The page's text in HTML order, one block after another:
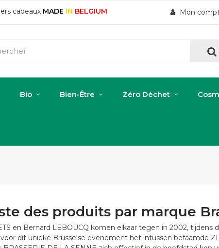
cadeaux MADE IN BELGIUM Mon
Bio Bien-Être Zéro Déchet
des produits par marque
en Bernard LEBOUCQ komen elkaar tegen in 2002, tijdens
dit unieke Brusselse evenement het intussen befaamde